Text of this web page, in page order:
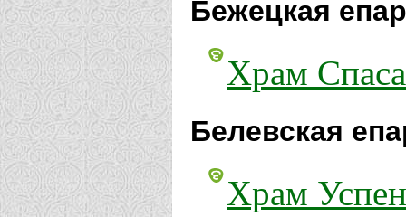
Бежецкая
Храм
Белевская
Храм